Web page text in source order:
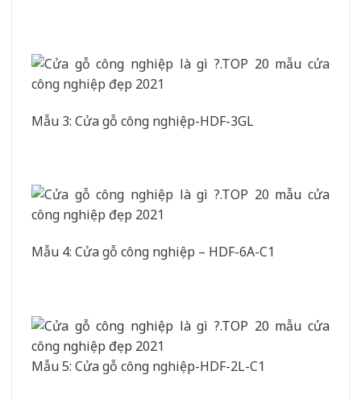
Mẫu 3: Cửa gỗ công nghiệp-HDF-3GL
Mẫu 4: Cửa gỗ công nghiệp – HDF-6A-C1
Mẫu 5: Cửa gỗ công nghiệp-HDF-2L-C1